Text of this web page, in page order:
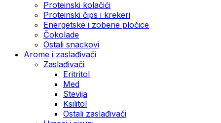
Proteinski kolačići
Proteinski čips i krekeri
Energetske i zobene pločice
Čokolade
Ostali snackovi
Arome i zaslađivači
Zaslađivači
Eritritol
Med
Stevija
Ksilitol
Ostali zaslađivači